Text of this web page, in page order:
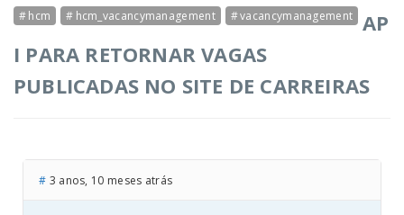
hcm hcm_vacancymanagement vacancymanagement
AP
I PARA RETORNAR VAGAS
PUBLICADAS NO SITE DE CARREIRAS
# 3 anos, 10 meses atrás